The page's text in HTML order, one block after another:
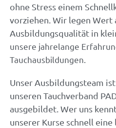
ohne Stress einem
vorziehen. Wir legen Wert
Ausbildungsqualität in
unsere jahrelange
Tauchausbildungen.
Unser Ausbildungsteam
unseren Tauchverband
ausgebildet. Wer uns
unserer Kurse schnell eine